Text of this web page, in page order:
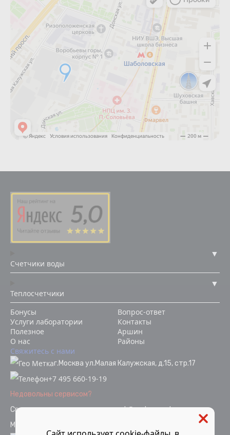
Счетчики воды
Теплосчетчики
Бонусы
Услуги лаборатории
Полезное
О нас
Вопрос-ответ
Контакты
Аршин
Районы
Свяжитесь с нами
г.Москва ул.Малая Калужская, д.15, стр.17
+7 495 660-19-19
Недовольны сервисом?
Связаться с отделом качестваok@vodopoverka.ru
Мы в социальных сетях: